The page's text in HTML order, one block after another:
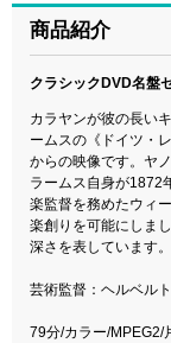
商品紹介
クラシックDVD名盤
カラヤンが彼の長い
ームスの《ドイツ・
からの映像です。ヤ
ラームス自身が1872
楽監督を務めたウィ
楽創りを可能にしま
深さを表しています。
芸術監督：ヘルベル
79分/カラー/MPEG2/